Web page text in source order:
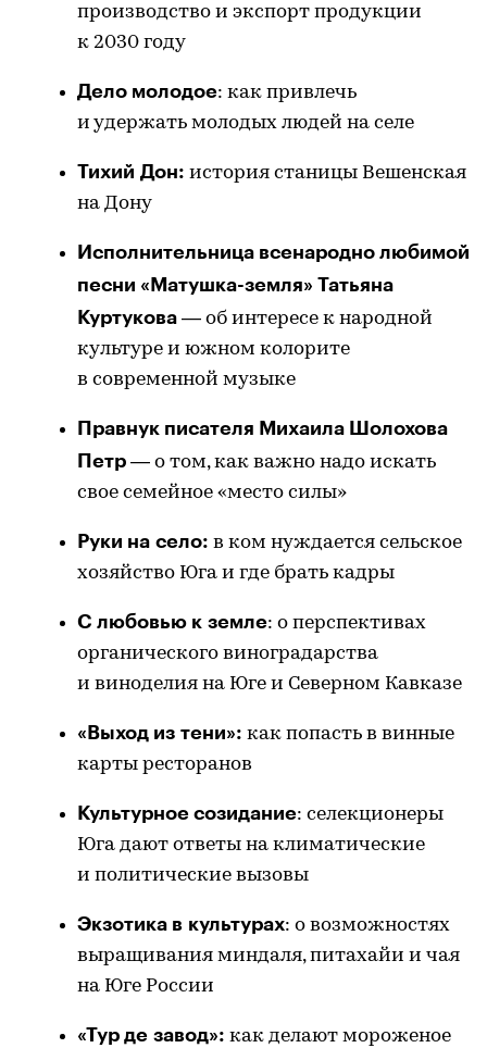
производство и экспорт продукции
к 2030 году
Дело молодое: как привлечь
и удержать молодых людей на селе
Тихий Дон: история станицы Вешенская
на Дону
Исполнительница всенародно любимой
песни «Матушка-земля» Татьяна
Куртукова — об интересе к народной
культуре и южном колорите
в современной музыке
Правнук писателя Михаила Шолохова
Петр — о том, как важно надо искать
свое семейное «место силы»
Руки на село: в ком нуждается сельское
хозяйство Юга и где брать кадры
С любовью к земле: о перспективах
органического виноградарства
и виноделия на Юге и Северном Кавказе
«Выход из тени»: как попасть в винные
карты ресторанов
Культурное созидание: селекционеры
Юга дают ответы на климатические
и политические вызовы
Экзотика в культурах: о возможностях
выращивания миндаля, питахайи и чая
на Юге России
«Тур де завод»: как делают мороженое